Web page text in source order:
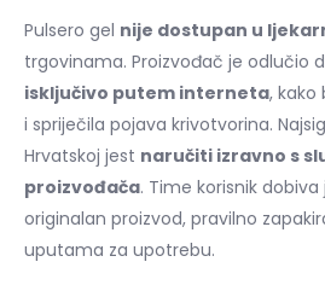
Pulsero gel nije dostupan u
trgovinama. Proizvođač je odlučio
isključivo putem interneta, kako
i spriječila pojava krivotvorina.
Hrvatskoj jest naručiti izravno s
proizvođača. Time korisnik
originalan proizvod, pravilno
uputama za upotrebu.